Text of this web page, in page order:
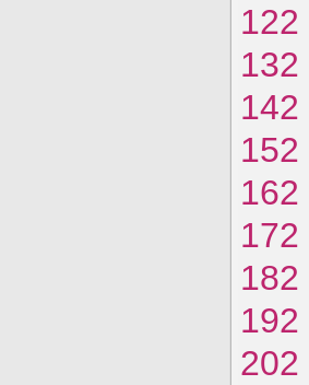
122
132
142
152
162
172
182
192
202